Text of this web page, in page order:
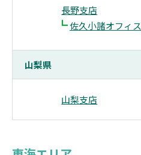
長野支店
┗佐久小諸オフィス
山梨県
山梨支店